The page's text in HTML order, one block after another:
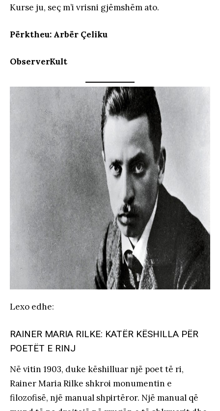
Kurse ju, seç m’i vrisni gjëmshëm ato.
Përktheu: Arbër Çeliku
ObserverKult
Lexo edhe:
RAINER MARIA RILKE: KATËR KËSHILLA PËR
POETËT E RINJ
Në vitin 1903, duke këshilluar një poet të ri,
Rainer Maria Rilke shkroi monumentin e
filozofisë, një manual shpirtëror. Një manual që